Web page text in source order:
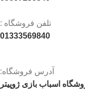
تلفن فروشگاه :
01333569840
آدرس فروشگاه:
اسباب بازی ژوپیتر